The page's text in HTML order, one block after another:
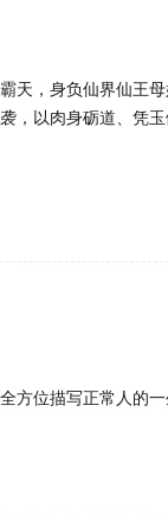
天，身负仙界仙王
，以肉身砺道、凭
方位描写正常人的